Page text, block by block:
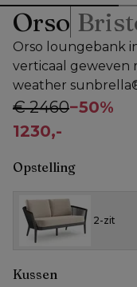
Orso
Orso loungebank
verticaal geweven
weather
€ 2460−50%
1230,-
Opstelling
2-zit
Kussen